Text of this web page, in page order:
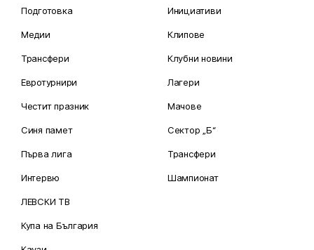
Подготовка
Медии
Трансфери
Евротурнири
Честит празник
Синя памет
Първа лига
Интервю
ЛЕВСКИ ТВ
Купа на България
Инициативи
Клипове
Клубни новини
Лагери
Мачове
Сектор „Б“
Трансфери
Шампионат